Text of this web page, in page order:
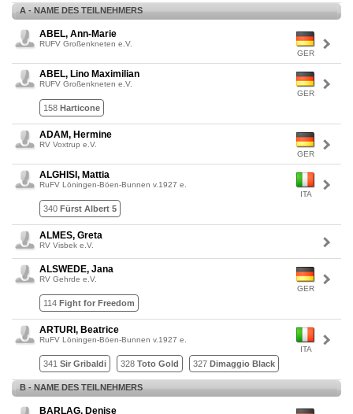
A - NAME DES TEILNEHMERS
GER
ABEL, Ann-Marie
RUFV Großenkneten e.V.
GER
ABEL, Lino Maximilian
RUFV Großenkneten e.V.
158 Harticone
GER
ADAM, Hermine
RV Voxtrup e.V.
ITA
ALGHISI, Mattia
RuFV Löningen-Böen-Bunnen v.1927 e.
340 Fürst Albert 5
ALMES, Greta
RV Visbek e.V.
GER
ALSWEDE, Jana
RV Gehrde e.V.
114 Fight for Freedom
ITA
ARTURI, Beatrice
RuFV Löningen-Böen-Bunnen v.1927 e.
341 Sir Gribaldi 328 Toto Gold 327 Dimaggio Black
B - NAME DES TEILNEHMERS
BARLAG, Denise